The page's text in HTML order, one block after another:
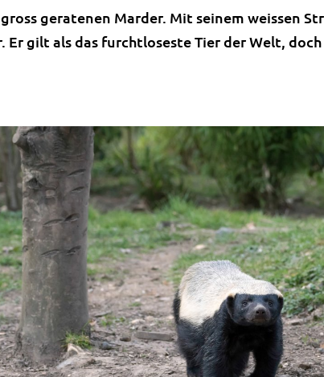
geratenen Marder. Mit seinem weissen
gilt als das furchtloseste Tier der Welt,